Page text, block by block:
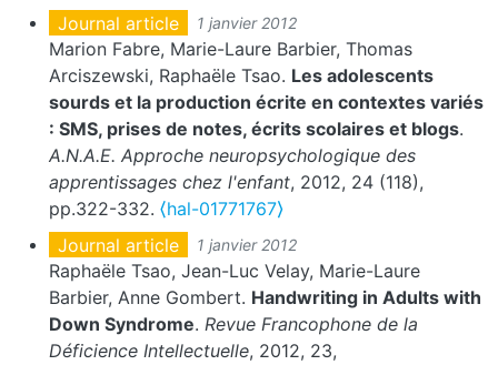
Journal article
1 janvier 2012
Marion Fabre, Marie-Laure Barbier, Thomas
Arciszewski, Raphaële Tsao. Les adolescents
sourds et la production écrite en contextes variés
: SMS, prises de notes, écrits scolaires et blogs.
A.N.A.E. Approche neuropsychologique des
apprentissages chez l'enfant, 2012, 24 (118),
pp.322-332. ⟨hal-01771767⟩
Journal article
1 janvier 2012
Raphaële Tsao, Jean-Luc Velay, Marie-Laure
Barbier, Anne Gombert. Handwriting in Adults with
Down Syndrome. Revue Francophone de la
Déficience Intellectuelle, 2012, 23,